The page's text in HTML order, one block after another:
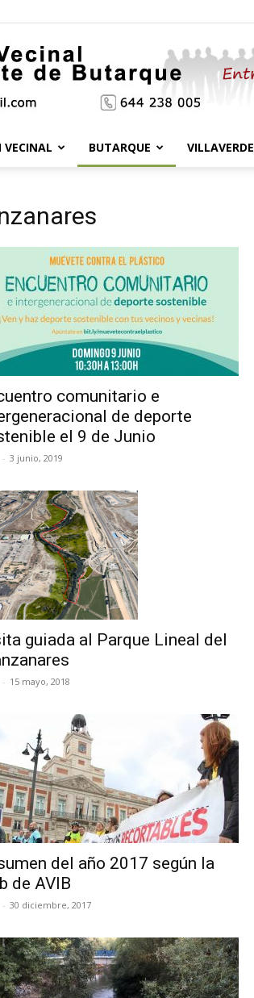
Asociación
Vecinal
Independiente
Butarque
VECINAL BUTARQUE VILLAVERDE
comunitario e
de deporte
el 9 de Junio
- 3 junio, 2019
guiada al Parque Lineal del
- 15 mayo, 2018
del año 2017 según la
de AVIB
- 30 diciembre, 2017